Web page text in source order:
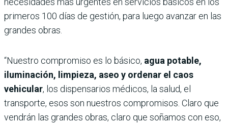
primeros 100 días de gestión, para luego avanzar en las
grandes obras.
“Nuestro compromiso es lo básico, agua potable,
iluminación, limpieza, aseo y ordenar el caos
vehicular, los dispensarios médicos, la salud, el
transporte, esos son nuestros compromisos. Claro que
vendrán las grandes obras, claro que soñamos con eso,